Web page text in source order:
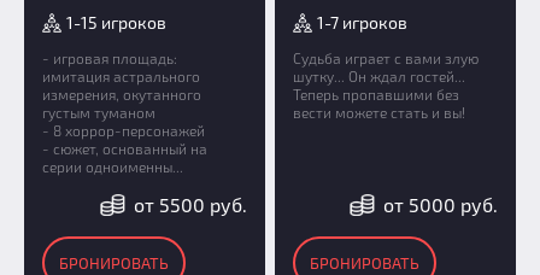
1-15 игроков
- игровая площадь:
имитация астрального
измерения, окутанного
густым туманом
- 8 хоррор-персонажей
- сюжет, основанный на
серии одноименны...
от 5500 руб.
БРОНИРОВАТЬ
1-7 игроков
Судьба играет с вами злую
шутку... Он ждал гостей...
Теперь пропавшими без
вести можете стать и вы!
от 5000 руб.
БРОНИРОВАТЬ